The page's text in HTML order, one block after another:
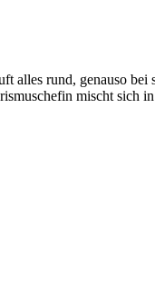
alles rund, genauso
mischt sich